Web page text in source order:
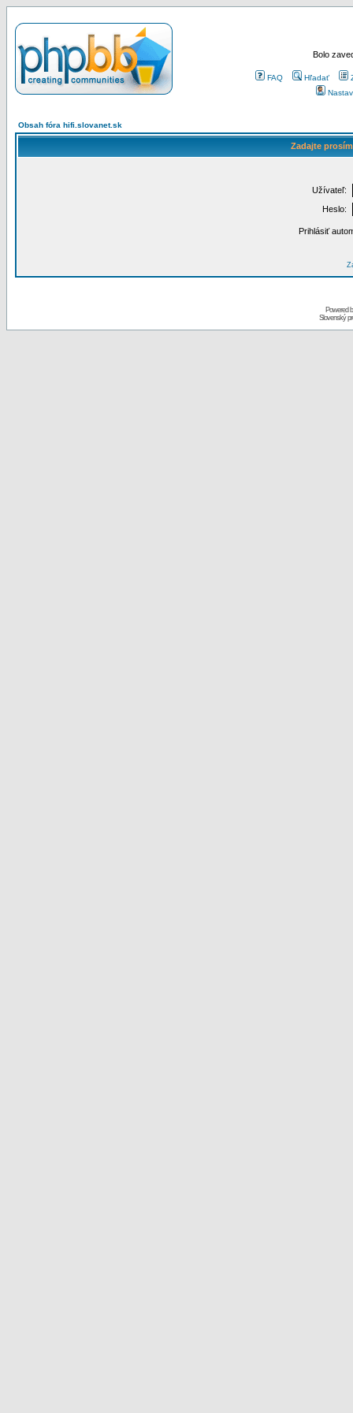
Bolo
FAQ Hľadať
Obsah fóra hifi.slovanet.sk
Zadajte
Užívateľ:
Heslo:
Prihlásiť
Powered
Slovenský